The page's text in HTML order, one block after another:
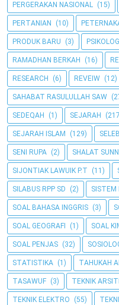
PERGERAKAN NASIONAL (15)
PERTANIAN (10)
PRODUK BARU (3) PSIKOLOGI
RAMADHAN BERKAH (16)
RESEARCH (6) REVEIW (12)
SAHABAT RASULULLAH SAW
SEDEQAH (1) SEJARAH
SEJARAH ISLAM (129)
SENI RUPA (2) SHALAT
SIJONTIAK LAWUIK P.T (11)
SILABUS RPP SD (2) SISTEM
SOAL BAHASA INGGRIS (3)
SOAL GEOGRAFI (1) SOAL
SOAL PENJAS (32)
STATISTIKA (1) TAHUKAH
TASAWUF (3) TEKNIK
TEKNIK ELEKTRO (55)